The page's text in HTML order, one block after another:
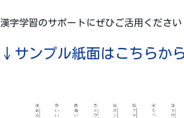
漢字学習のサポートにぜひご活用ください
↓サンプル紙面はこちらか